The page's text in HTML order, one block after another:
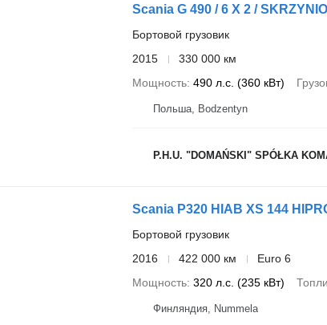
Scania G 490 / 6 X 2 /
Бортовой грузовик
2015
330 000 км
Мощность 490 л.с. (360 кВт)
Польша, Bodzentyn
P.H.U. "DOMAŃSKI" SPÓŁKA
Scania P320 HIAB XS 144
Бортовой грузовик
2016
422 000 км
Euro 6
Мощность 320 л.с. (235 кВт)
Финляндия, Nummela